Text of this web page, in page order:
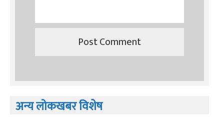
अन्य लोकखबर विशेष